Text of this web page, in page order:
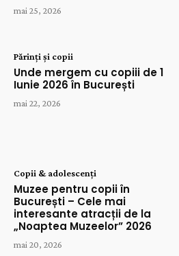
mai 25, 2026
Părinți și copii
Unde mergem cu copiii de 1
Iunie 2026 în București
mai 22, 2026
Copii & adolescenți
Muzee pentru copii în
București – Cele mai
interesante atracții de la
„Noaptea Muzeelor” 2026
mai 20, 2026